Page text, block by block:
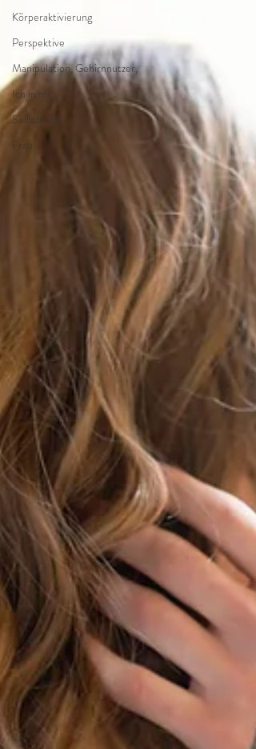
Körperaktivierung
Perspektive
Manipulation, Gehirnnutzer,
Ich in mir
Selbstliebe
Frau